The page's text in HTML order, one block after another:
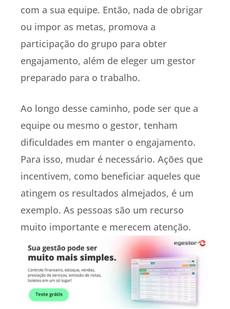
com a sua equipe. Então, nada de obrigar
ou impor as metas, promova a
participação do grupo para obter
engajamento, além de eleger um gestor
preparado para o trabalho.
Ao longo desse caminho, pode ser que a
equipe ou mesmo o gestor, tenham
dificuldades em manter o engajamento.
Para isso, mudar é necessário. Ações que
incentivem, como beneficiar aqueles que
atingem os resultados almejados, é um
exemplo. As pessoas são um recurso
muito importante e merecem atenção.